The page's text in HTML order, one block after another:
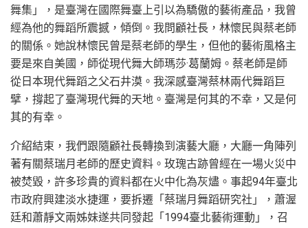
舞集」，是臺灣在國際舞臺上引以為驕傲的藝術產品，我曾
經為他的舞蹈所震撼，傾倒。我問顧社長，林懷民與蔡老師
的關係。她說林懷民曾是蔡老師的學生，但他的藝術風格主
要是來自美國，師從現代舞大師瑪莎·葛蘭姆。蔡老師是師
從日本現代舞蹈之父石井漠。我深感臺灣蔡林兩代舞蹈巨
擘，撐起了臺灣現代舞的天地。臺灣是何其的不幸，又是何
其的有幸。
介紹結束，我們跟隨顧社長轉換到演藝大廳，大廳一角陣列
著有關蔡瑞月老師的歷史資料。玫瑰古跡曾經在一場火災中
被焚毀，許多珍貴的資料都在火中化為灰燼。事起94年臺北
市政府興建淡水捷運，要拆遷「蔡瑞月舞蹈研究社」，蕭渥
廷和蕭靜文兩姊妹遂共同發起「1994臺北藝術運動」，召